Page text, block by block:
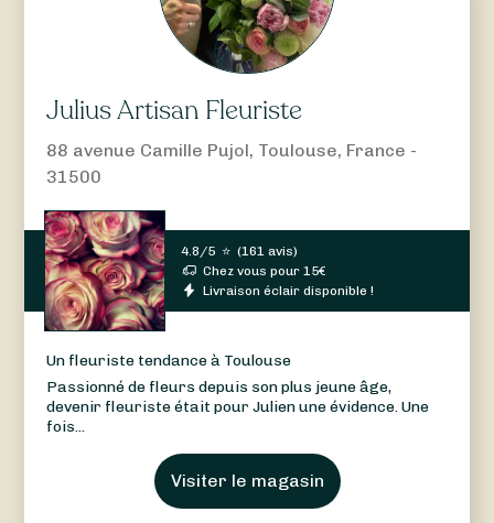
Julius Artisan Fleuriste
88 avenue Camille Pujol, Toulouse, France -
31500
4.8/5 ⭐ (161 avis)
Chez vous pour15€
Livraison éclair disponible !
Un fleuriste tendance à Toulouse
Passionné de fleurs depuis son plus jeune âge,
devenir fleuriste était pour Julien une évidence. Une
fois...
Visiter le magasin